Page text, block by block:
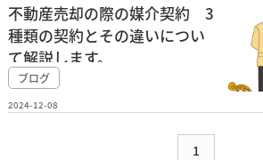
不動産売却の際の媒介契約 3
種類の契約とその違いについ
て解説します。
ブログ
2024-12-08
1